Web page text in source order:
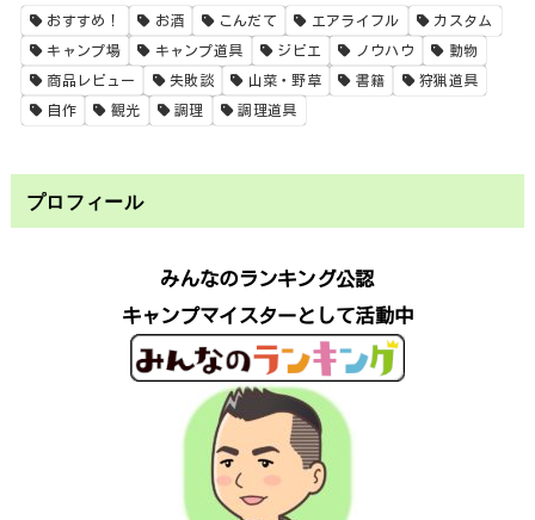
おすすめ！ お酒 こんだて エアライフル カスタム
キャンプ場 キャンプ道具 ジビエ ノウハウ 動物
商品レビュー 失敗談 山菜・野草 書籍 狩猟道具
自作 観光 調理 調理道具
プロフィール
みんなのランキング公認
キャンプマイスターとして活動中